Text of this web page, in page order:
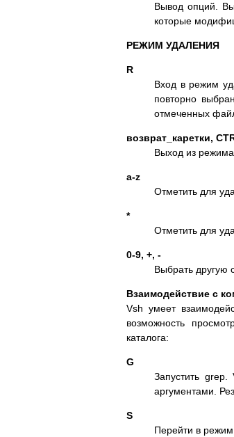
Вывод опций.
которые
РЕЖИМ УДАЛЕНИЯ
R
Вход в режим
повторно
отмеченных
возврат_каретки,
Выход из
a-z
Отметить для
*
Отметить для
0-9, +, -
Выбрать другую
Взаимодействие с
Vsh умеет
возможность
каталога:
G
Запустить
аргументами.
S
Перейти в